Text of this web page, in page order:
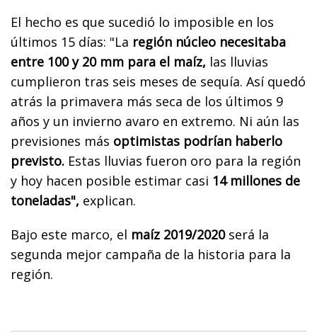
El hecho es que sucedió lo imposible en los
últimos 15 días: "La región núcleo necesitaba
entre 100 y 20 mm para el maíz, las lluvias
cumplieron tras seis meses de sequía. Así quedó
atrás la primavera más seca de los últimos 9
años y un invierno avaro en extremo. Ni aún las
previsiones más optimistas podrían haberlo
previsto. Estas lluvias fueron oro para la región
y hoy hacen posible estimar casi 14 millones de
toneladas", explican.
Bajo este marco, el maíz 2019/2020será la
segunda mejor campaña de la historia para la
región.